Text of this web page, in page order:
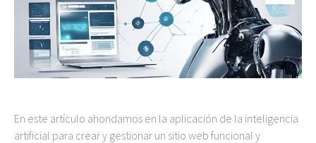
En este artículo ahondamos en la aplicación de la inteligencia
artificial para crear y gestionar un sitio web funcional y